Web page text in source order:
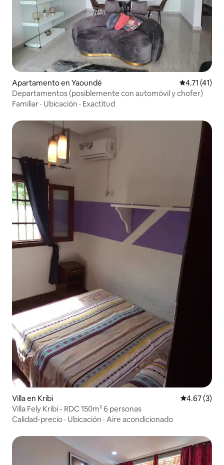
Apartamento en Yaoundé Calificación
4.71 (41)
Departamentos (posiblemente con automóvil y chofer)
Familiar · Ubicación · Exactitud
Villa en Kribi Calificación
4.67 (3)
Villa Fely Kribi - RDC 150m² 6 personas
Calidad-precio · Ubicación · Aire acondicionado